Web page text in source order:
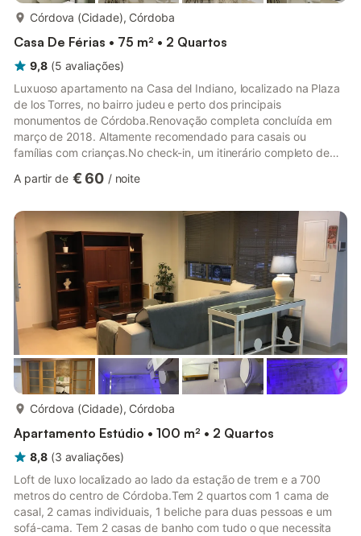
Córdova (Cidade), Córdoba
Casa De Férias • 75 m² • 2 Quartos
9,8 (5 avaliações)
Luxuoso apartamento na Casa del Indiano, localizado na Plaza
de los Torres, no bairro judeu e perto dos principais
monumentos de Córdoba.Renovação completa concluída em
março de 2018. Altamente recomendado para casais ou
famílias com crianças.No check-in, um itinerário completo de
bela cidade será entregue.Teremos o maior prazer em
nos qualquer dúvida.
A partir de € 60 / noite
Córdova (Cidade), Córdoba
Apartamento Estúdio • 100 m² • 2 Quartos
8,8 (3 avaliações)
Loft de luxo localizado ao lado da estação de trem e a 700
metros do centro de Córdoba.Tem 2 quartos com 1 cama de
casal, 2 camas individuais, 1 beliche para duas pessoas e um
sofá-cama. Tem 2 casas de banho com tudo o que necessita